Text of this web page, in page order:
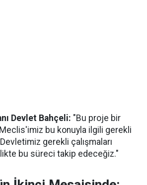
Devlet Bahçeli: "Bu proje bir
bu konuyla ilgili gerekli
gerekli çalışmaları
bu süreci takip edeceğiz."